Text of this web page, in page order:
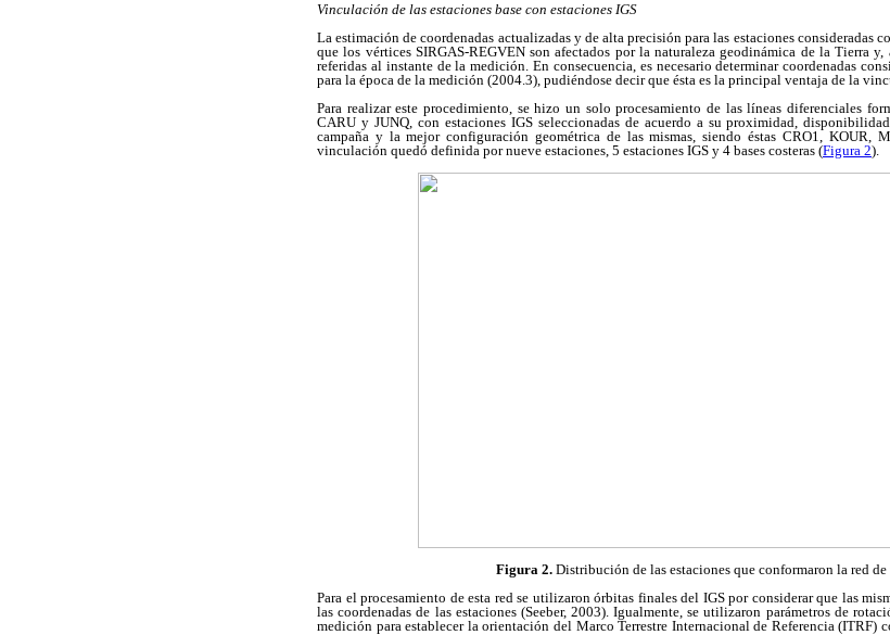
Vinculación de las estaciones base con estaciones IGS
La estimación de coordenadas actualizadas y de alta precisión para las estaciones consideradas
que los vértices SIRGAS-REGVEN son afectados por la naturaleza geodinámica de la Tierra y,
referidas al instante de la medición. En consecuencia, es necesario determinar coordenadas
para la época de la medición (2004.3), pudiéndose decir que ésta es la principal ventaja de la
Para realizar este procedimiento, se hizo un solo procesamiento de las líneas diferenciales
CARU y JUNQ, con estaciones IGS seleccionadas de acuerdo a su proximidad,
campaña y la mejor configuración geométrica de las mismas, siendo éstas CRO1, KOUR,
vinculación quedó definida por nueve estaciones, 5 estaciones IGS y 4 bases costeras (Figura 2).
Figura 2.Distribución de las estaciones que conformaron la red
Para el procesamiento de esta red se utilizaron órbitas finales del IGS por considerar que las
las coordenadas de las estaciones (Seeber, 2003). Igualmente, se utilizaron parámetros de
medición para establecer la orientación del Marco Terrestre Internacional de Referencia (ITRF)